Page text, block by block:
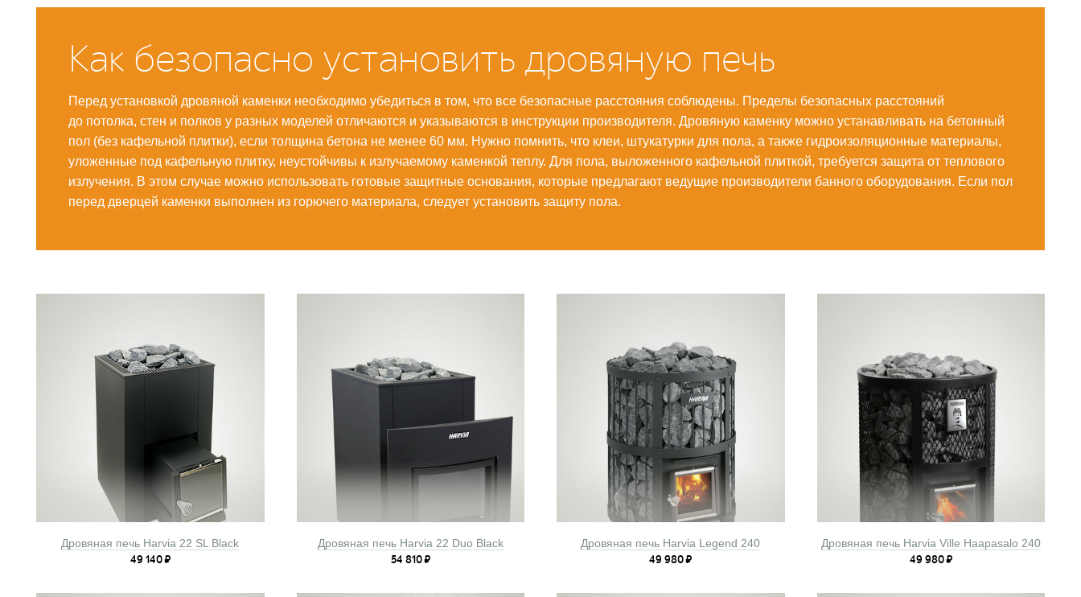
Как безопасно установить дровяную печь
Перед установкой дровяной каменки необходимо убедиться в том, что все безопасные расстояния соблюдены. Пределы безопасных расстояний
до потолка, стен и полков у разных моделей отличаются и указываются в инструкции производителя. Дровяную каменку можно устанавливать на бетонный
пол (без кафельной плитки), если толщина бетона не менее 60 мм. Нужно помнить, что клеи, штукатурки для пола, а также гидроизоляционные материалы,
уложенные под кафельную плитку, неустойчивы к излучаемому каменкой теплу. Для пола, выложенного кафельной плиткой, требуется защита от теплового
излучения. В этом случае можно использовать готовые защитные основания, которые предлагают ведущие производители банного оборудования. Если пол
перед дверцей каменки выполнен из горючего материала, следует установить защиту пола.
Дровяная печь Harvia 22 SL Black
49 140₽
Дровяная печь Harvia 22 Duo Black
54 810₽
Дровяная печь Harvia Legend 240
49 980₽
Дровяная печь Harvia Ville Haapasalo 240
49 980₽